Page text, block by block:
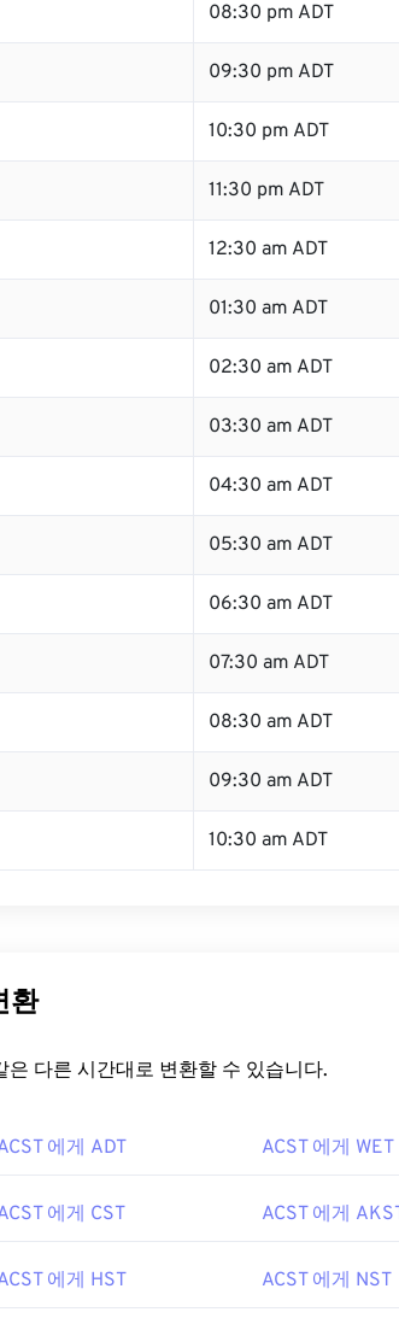
08:30 pm ADT
09:30 pm ADT
10:30 pm ADT
11:30 pm ADT
12:30 am ADT
01:30 am ADT
02:30 am ADT
03:30 am ADT
04:30 am ADT
05:30 am ADT
06:30 am ADT
07:30 am ADT
08:30 am ADT
09:30 am ADT
10:30 am ADT
환
은 다른 시간대로 변환할 수 있습니다.
에게 ADT ACST 에게 WET
에게 CST ACST 에게
에게 HST ACST 에게 NST